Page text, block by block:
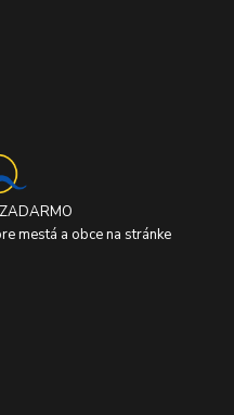
ZADARMO
mestá a obce na stránke